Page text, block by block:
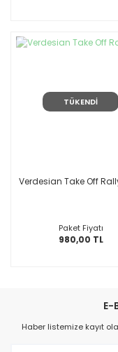
TÜKENDİ
Verdesian Take Off
Paket Fiyatı
980,00 TL
E-
Haber listemize kayıt